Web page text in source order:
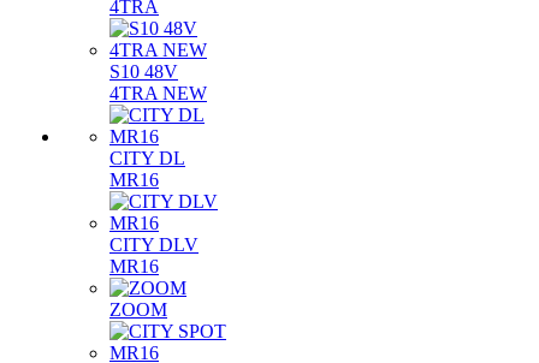
4TRA
S10 48V
4TRA NEW
CITY DL
MR16
CITY DLV
MR16
ZOOM